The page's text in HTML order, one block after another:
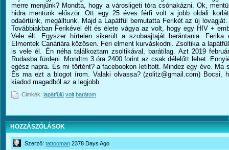
merre menjünk? Mondta, hogy a városligeti tóra csónakázni. Ok,
hidra mentünk először. Ott egy 25 éves férfi volt a jobb oldali
odaértünk, megálltunk. Majd a Lapátfül bemutatta Ferikét az új
Továbbiakban Ferikével élt és élete vágya az volt, hogy egy HIV +
Vele élt. Egyszer hírtelen sikerült a szobaajtaját berántania. Ferika
Elmentek Canáriára közösen. Feri elment kurváskodni. Zsoltika a
is vele él. Én néha találkoztam zsoltikával, barátilag. Azt 2019
Rudasba fürdeni. Mondtm 3 óra 2400 forint az csak délelőtt lehet.
egész napra. És mi történt? a facebookon letiltott. Mindez egy éve. Ma
És ma ezt a blogot írom. Valaki olvassa? (zolitz@gmail.com) Bocsi,
kiadod magadból az a legjobb.
Cimkék: lapátfülű volt barátom
HOZZÁSZÓLÁSOK
Szerző: tattooman 2378 Days Ago